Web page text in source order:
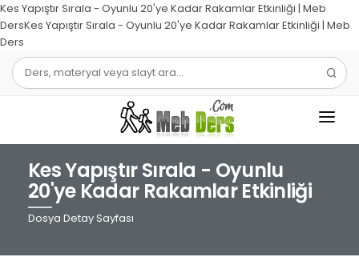
Kes Yapıştır Sırala - Oyunlu 20'ye Kadar Rakamlar Etkinliği | Meb
DersKes Yapıştır Sırala - Oyunlu 20'ye Kadar Rakamlar Etkinliği | Meb
Ders
1.SINIF
2.SINIF
Kes Yapıştır Sırala - Oyunlu
20'ye Kadar Rakamlar Etkinliği
Dosya Detay Sayfası